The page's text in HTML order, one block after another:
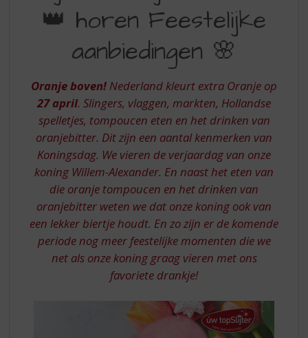
HOREN
FEESTELIJKE
AANBIEDINGEN
👑 horen Feestelijke
aanbiedingen 🌸
Oranje boven! Nederland kleurt extra Oranje op
27 april. Slingers, vlaggen, markten, Hollandse
spelletjes, tompoucen eten en het drinken van
oranjebitter. Dit zijn een aantal kenmerken van
Koningsdag. We vieren de verjaardag van onze
koning Willem-Alexander. En naast het eten van
die oranje tompoucen en het drinken van
oranjebitter weten we dat onze koning ook van
een lekker biertje houdt. En zo zijn er de komende
periode nog meer feestelijke momenten die we
net als onze koning graag vieren met ons
favoriete drankje!